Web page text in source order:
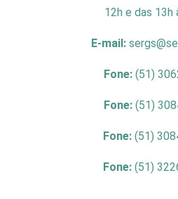
12h e das 13h
E-mail:
Fone: (51)
Fone: (51)
Fone: (51)
Fone: (51)